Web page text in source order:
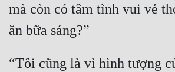
mà còn có tâm tình vui vẻ
ăn bữa sáng?”
“Tôi cũng là vì hình tượng